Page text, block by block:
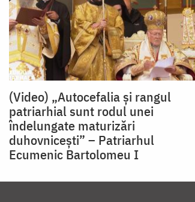
(Video) „Autocefalia și rangul
patriarhial sunt rodul unei
îndelungate maturizări
duhovnicești” – Patriarhul
Ecumenic Bartolomeu I